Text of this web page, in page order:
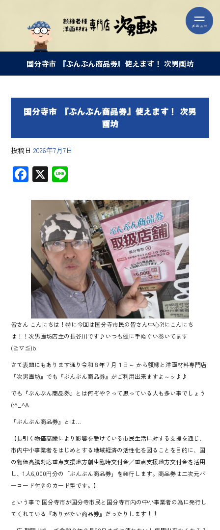
国分寺市 『ぶんぶん商品券』使えます！ 次男画坊
国分寺市 『ぶんぶん商品券』使えます！ 次男
画坊
投稿日 2026年7月7日
F
ac
e
ok
X
皆さん こんにちは！特に今回は国分寺市民の皆さん中心?!にこんにち
は！！次男画坊店主の長谷川です♪いつも頭に手ぬぐい巻いてます
(≧∇≦)b
さて表題にもあります通り令和８年７月１日～ から額縁と洋画材料専門店
『次男画坊』でも『ぶんぶん商品券』がご利用出来ますよ～ッ♪♪
でも『ぶんぶん商品券』とは何ぞや？って思っている人も多い事でしょう
(;^_^A
『ぶんぶん商品券』とは…
【長引く物価高騰により影響を受けている市民生活に対する支援を通じ、
市内中小事業者をはじめとする地域経済の活性化を図ることを目的に、国
の物価高騰対応重点支援地方創生臨時交付金／重点支援地方交付金を活用
し、1人6,000円分の「ぶんぶん商品券」を発行します。商品券は二次元バ
ーコード付きのカード型です。】
という事で 国分寺市が国分寺市民と国分寺市内の中小事業者の為に発行し
てくれている『ありがたい商品券』だったりします！！